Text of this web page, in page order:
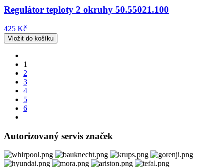
Regulátor teploty 2 okruhy 50.55021.100
425 Kč
1
2
3
4
5
6
Autorizovaný servis značek